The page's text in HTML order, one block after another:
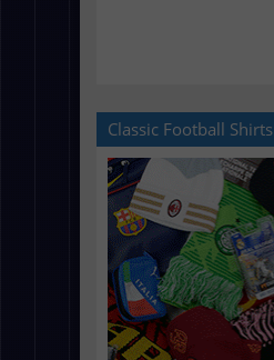
Classic Football Shirts